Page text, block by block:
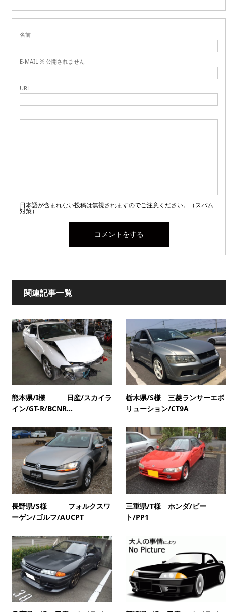
名前
E-MAIL ※ 公開されません
URL
日本語が含まれない投稿は無視されますのでご注意ください。（スパム
対策）
関連記事一覧
熊本県/I様 日産/スカイラ
イン/GT-R/BCNR...
栃木県/S様 三菱ランサーエボ
リューション/CT9A
長野県/S様 フォルクスワ
ーゲン/ゴルフ/AUCPT
三重県/T様 ホンダ/ビー
ト/PP1